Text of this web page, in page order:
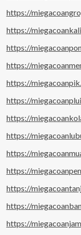
https://
https://
https://
https://
https://
https://
https://
https://
https://
https://
https://
https://
https://